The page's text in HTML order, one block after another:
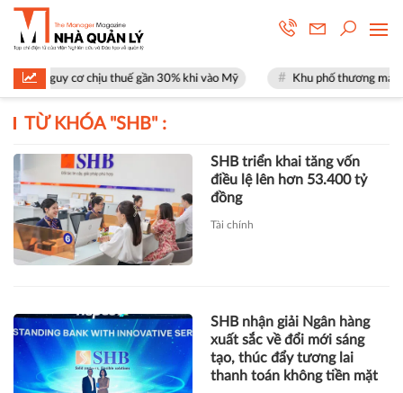
nguy cơ chịu thuế gần 30% khi vào Mỹ Khu phố thương mại SOHO
TỪ KHÓA "SHB" :
SHB triển khai tăng vốn
điều lệ lên hơn 53.400 tỷ
đồng
Tài chính
SHB nhận giải Ngân hàng
xuất sắc về đổi mới sáng
tạo, thúc đẩy tương lai
thanh toán không tiền mặt